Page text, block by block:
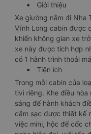
Giới thiệu
Xe giường nằm đi Nha
Vĩnh Long cabin được
khiến không gian xe
xe này được tích hợp
có 1 hành trình thoải
Tiện ích
Trong mỗi cabin của
tivi riêng. Khe điều
sáng để hành khách
cắm sạc được thiết kế
việc mini, hộc để cốc